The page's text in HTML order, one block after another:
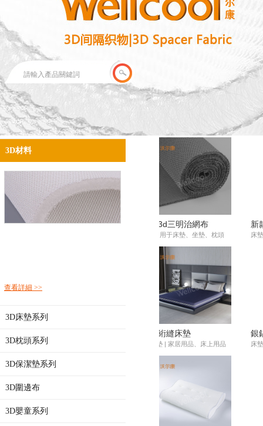
產品分類
PRODUCT CATEGORIES
3D材料
查看詳細 >>
3D床墊系列
3D枕頭系列
3D保潔墊系列
3D圍邊布
3D嬰童系列
產品中心 PRODUCTS
條紋床墊 5D白色大小圓床墊 床墊加硬支撐材料
材料 | 用于床墊、家居用品
彈力3d網布,3d間隔織物
材料 | 用于家居用品、床上用品、汽